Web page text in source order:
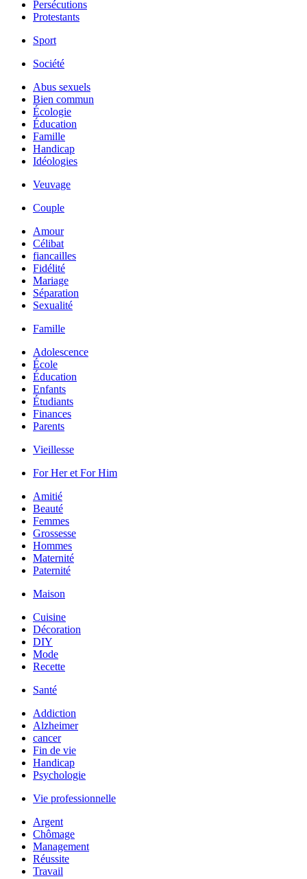
Persécutions
Protestants
Sport
Société
Abus sexuels
Bien commun
Écologie
Éducation
Famille
Handicap
Idéologies
Veuvage
Couple
Amour
Célibat
fiancailles
Fidélité
Mariage
Séparation
Sexualité
Famille
Adolescence
École
Éducation
Enfants
Étudiants
Finances
Parents
Vieillesse
For Her et For Him
Amitié
Beauté
Femmes
Grossesse
Hommes
Maternité
Paternité
Maison
Cuisine
Décoration
DIY
Mode
Recette
Santé
Addiction
Alzheimer
cancer
Fin de vie
Handicap
Psychologie
Vie professionnelle
Argent
Chômage
Management
Réussite
Travail